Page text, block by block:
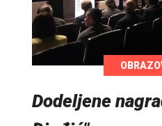
Dodeljene